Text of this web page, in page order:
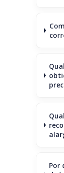
Por